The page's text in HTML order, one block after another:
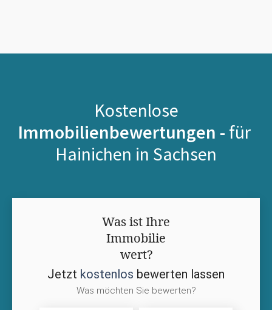
Kostenlose
Immobilienbewertungen - für
Hainichen in Sachsen
Was ist Ihre
Immobilie
wert?
Jetzt kostenlos bewerten lassen
Was möchten Sie bewerten?